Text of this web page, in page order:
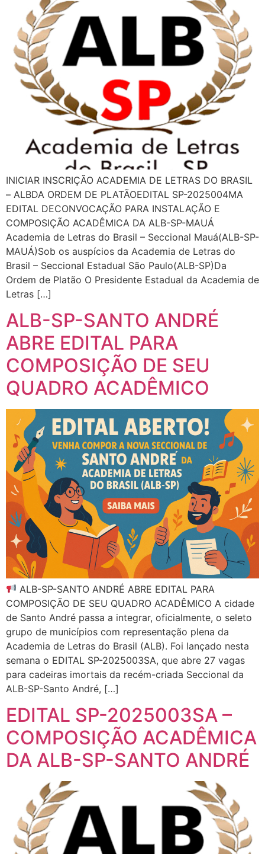
INICIAR INSCRIÇÃO ACADEMIA DE LETRAS DO BRASIL
– ALBDA ORDEM DE PLATÃOEDITAL SP-2025004MA
EDITAL DECONVOCAÇÃO PARA INSTALAÇÃO E
COMPOSIÇÃO ACADÊMICA DA ALB-SP-MAUÁ
Academia de Letras do Brasil – Seccional Mauá(ALB-SP-
MAUÁ)Sob os auspícios da Academia de Letras do
Brasil – Seccional Estadual São Paulo(ALB-SP)Da
Ordem de Platão O Presidente Estadual da Academia de
Letras […]
ALB-SP-SANTO ANDRÉ
ABRE EDITAL PARA
COMPOSIÇÃO DE SEU
QUADRO ACADÊMICO
ALB-SP-SANTO ANDRÉ ABRE EDITAL PARA
COMPOSIÇÃO DE SEU QUADRO ACADÊMICO A cidade
de Santo André passa a integrar, oficialmente, o seleto
grupo de municípios com representação plena da
Academia de Letras do Brasil (ALB). Foi lançado nesta
semana o EDITAL SP-2025003SA, que abre 27 vagas
para cadeiras imortais da recém-criada Seccional da
ALB-SP-Santo André, […]
EDITAL SP-2025003SA –
COMPOSIÇÃO ACADÊMICA
DA ALB-SP-SANTO ANDRÉ